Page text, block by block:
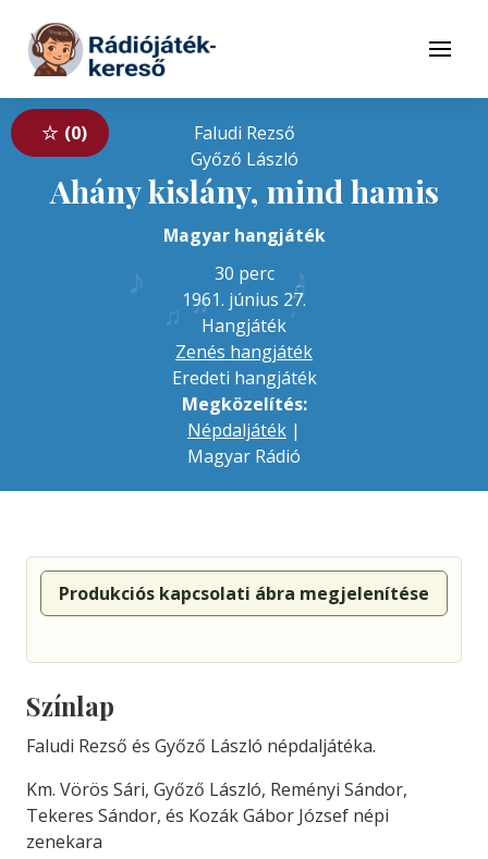
Tovább a tartalomhoz
Menü
0
♪
♫ ♬
♪
♩
♫
♪
♬
Faludi Rezső
Győző László
Ahány kislány, mind hamis
Magyar hangjáték
30 perc
1961. június 27.
Hangjáték
Zenés hangjáték
Eredeti hangjáték
Megközelítés:
Népdaljáték |
Magyar Rádió
Produkciós kapcsolati ábra megjelenítése
Színlap
Faludi Rezső és Győző László népdaljátéka.
Km. Vörös Sári, Győző László, Reményi Sándor,
Tekeres Sándor, és Kozák Gábor József népi
zenekara